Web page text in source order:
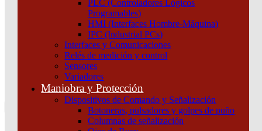
PLC (Controladores Lógicos
Programables)
HMI (Interfaces Hombre-Máquina)
IPC (Industrial PCs)
Interfaces y Comunicaciones
Relés de medición y control
Sensores
Variadores
Maniobra y Protección
Dispositivos de Comando y Señalización
Botoneras, pulsadores y golpes de puño
Columnas de señalización
Atención por WhatsApp
Tu pedido